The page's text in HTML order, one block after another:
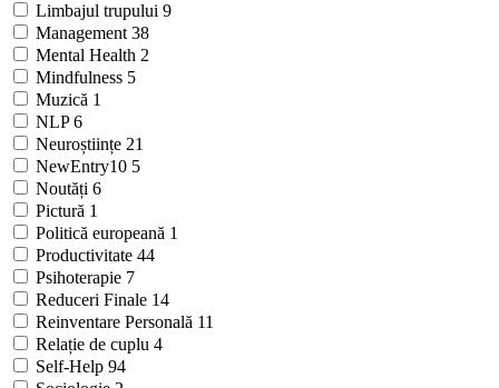
Limbajul trupului 9
Management 38
Mental Health 2
Mindfulness 5
Muzică 1
NLP6
Neuroștiințe 21
NewEntry10 5
Noutăți 6
Pictură 1
Politică europeană 1
Productivitate 44
Psihoterapie 7
Reduceri Finale 14
Reinventare Personală 11
Relație de cuplu 4
Self-Help 94